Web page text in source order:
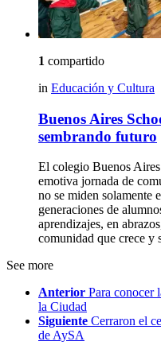
1 compartido
in Educación y Cultura
Buenos Aires
sembrando futuro
El colegio Buenos
emotiva jornada de
no se miden solamente
generaciones de
aprendizajes, en
comunidad que crece
See more
Anterior Para conocer
la Ciudad
Siguiente Cerraron el
de AySA